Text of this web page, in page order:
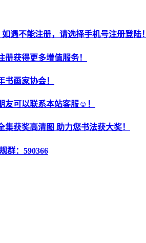
遇不能注册，请选择手机号注册登陆！
册获得更多增值服务！
画家协会！
友可以联系本站客服☺！
获奖高清图 助力您书法获大奖！
群：590366